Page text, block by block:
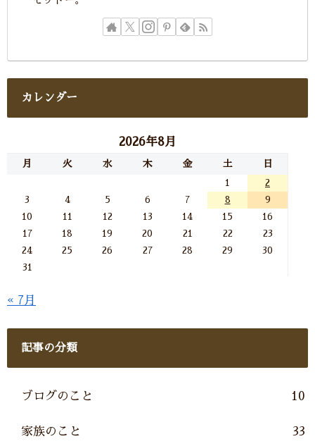
カレンダー
2026年8月
月 火 水 木 金 土 日
1
2
3
4 5 6 7 8
9
10
11 12 13 14 15
16
17
18 19 20 21 22
23
24
25 26 27 28 29
30
31
« 7月
記事の分類
ブログのこと 10
家族のこと 33